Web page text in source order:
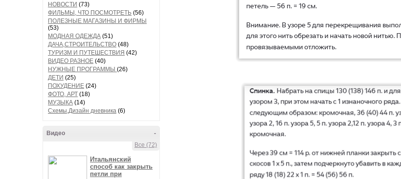
НОВОСТИ (73)
ФИЛЬМЫ, ЧТО ПОСМОТРЕТЬ (56)
ПОЛЕЗНЫЕ МАГАЗИНЫ И ФИРМЫ
(53)
МОДНАЯ ОДЕЖДА (51)
ДАЧА,СТРОИТЕЛЬСТВО (48)
ТУРИЗМ И ПУТЕШЕСТВИЯ (42)
ВИДЕО РАЗНОЕ (40)
НУЖНЫЕ ПРОГРАММЫ (26)
ДЕТИ (25)
ПОХУДЕНИЕ (24)
ФОТО, АРТ (18)
МУЗЫКА (14)
Схемы,Дизайн дневника (6)
-
Видео
Все (72)
Итальянский
способ как закрыть
петли при